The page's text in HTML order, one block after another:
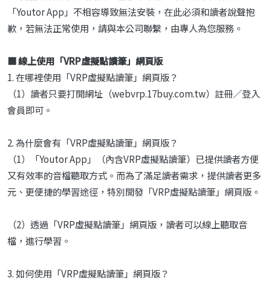
「Youtor App」不相容導致無法安裝，在此必須和讀者說聲抱
歉，若無法正常使用，請與本公司聯繫，由專人為您服務。
■ 線上使用「VRP虛擬點讀筆」網頁版
1. 在哪裡使用「VRP虛擬點讀筆」網頁版？
（1）讀者只要打開網址（webvrp.17buy.com.tw）註冊／登入
會員即可。
2. 為什麼會有「VRP虛擬點讀筆」網頁版？
（1）「Youtor App」（內含VRP虛擬點讀筆）已提供讀者方便
又有效率的音檔聽取方式。而為了滿足讀者需求，提供讀者更多
元、更便捷的學習途徑，特別開發「VRP虛擬點讀筆」網頁版。
（2）透過「VRP虛擬點讀筆」網頁版，讀者可以線上聽取音
檔，進行學習。
3. 如何使用「VRP虛擬點讀筆」網頁版？